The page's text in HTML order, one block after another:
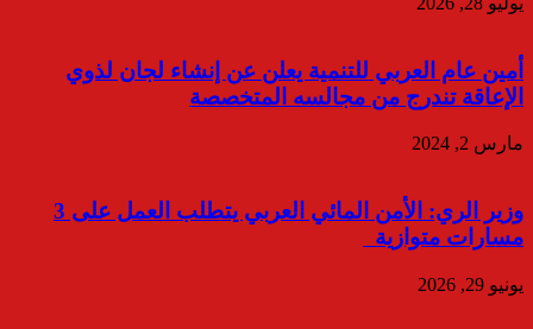
أمين عام العربي للتنمية يعلن عن إنشاء لجان لذوي
الإعاقة تندرج من مجالسه المتخصصة
مارس 2, 2024
وزير الري: الأمن المائي العربي يتطلب العمل على 3
مسارات متوازية
يونيو 29, 2026